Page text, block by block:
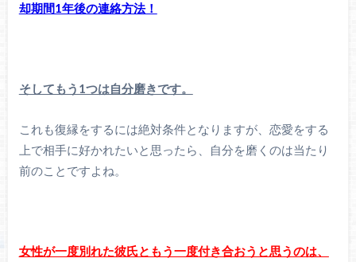
却期間1年後の連絡方法！
そしてもう1つは自分磨きです。
これも復縁をするには絶対条件となりますが、恋愛をする
上で相手に好かれたいと思ったら、自分を磨くのは当たり
前のことですよね。
女性が一度別れた彼氏ともう一度付き合おうと思うのは、